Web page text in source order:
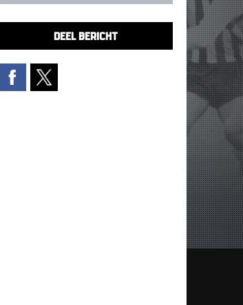
DEEL BERICHT